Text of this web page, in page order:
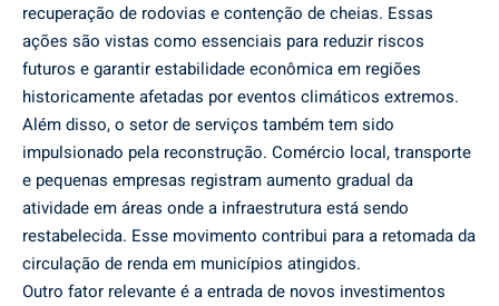
recuperação de rodovias e contenção de cheias. Essas
ações são vistas como essenciais para reduzir riscos
futuros e garantir estabilidade econômica em regiões
historicamente afetadas por eventos climáticos extremos.
Além disso, o setor de serviços também tem sido
impulsionado pela reconstrução. Comércio local, transporte
e pequenas empresas registram aumento gradual da
atividade em áreas onde a infraestrutura está sendo
restabelecida. Esse movimento contribui para a retomada da
circulação de renda em municípios atingidos.
Outro fator relevante é a entrada de novos investimentos